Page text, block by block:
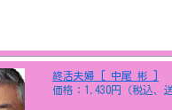
終活夫婦 [ 中尾 彬 ]
価格：1,430円（税込、